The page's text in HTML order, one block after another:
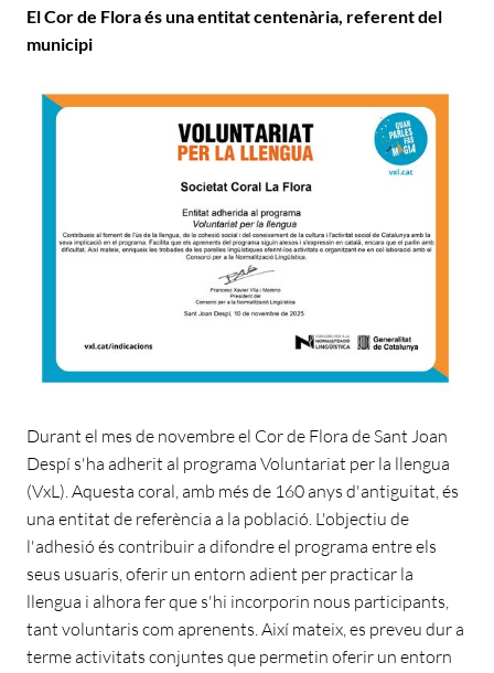
El Cor de Flora és una entitat centenària, referent del
municipi
Durant el mes de novembre el Cor de Flora de Sant Joan
Despí s'ha adherit al programa Voluntariat per la llengua
(VxL). Aquesta coral, amb més de 160 anys d'antiguitat, és
una entitat de referència a la població. L'objectiu de
l'adhesió és contribuir a difondre el programa entre els
seus usuaris, oferir un entorn adient per practicar la
llengua i alhora fer que s'hi incorporin nous participants,
tant voluntaris com aprenents. Així mateix, es preveu dur a
terme activitats conjuntes que permetin oferir un entorn